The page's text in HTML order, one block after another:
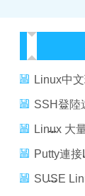
Linux中
SSH登陸
辦法
Linux 大
法
Putty連
解決辦法
SUSE